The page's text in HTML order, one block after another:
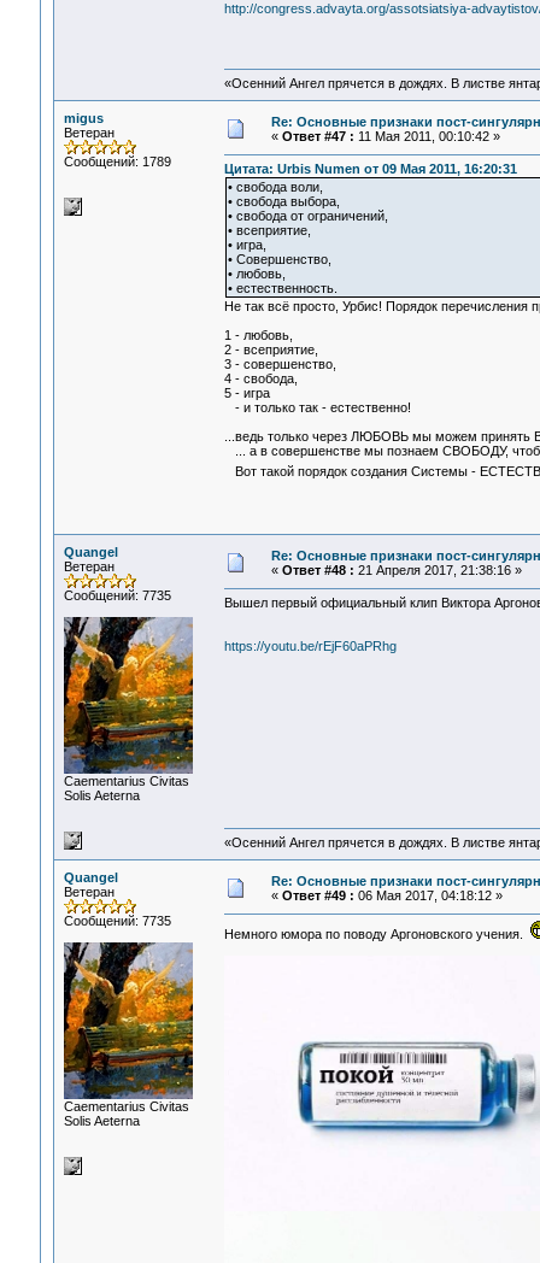
http://congress.advayta.org/assotsiatsiya-
«Осенний Ангел прячется в дождях. В листве
migus
Ветеран
Сообщений: 1789
Re: Основные признаки пост-
« Ответ #47 : 11 Мая 2011, 00:10:42 »
Цитата: Urbis Numen от 09 Мая 2011, 16:20:31
• свобода воли,
• свобода выбора,
• свобода от ограничений,
• всеприятие,
• игра,
• Cовершенство,
• любовь,
• естественность.
Не так всё просто, Урбис! Порядок перечисления
1 - любовь,
2 - всеприятие,
3 - совершенство,
4 - свобода,
5 - игра
- и только так - естественно!
...ведь только через ЛЮБОВЬ мы можем
... а в совершенстве мы познаем СВОБОДУ,
Вот такой порядок создания Системы -
Quangel
Ветеран
Сообщений: 7735
Сaementarius Civitas
Solis Aeterna
Re: Основные признаки пост-
« Ответ #48 : 21 Апреля 2017, 21:38:16 »
Вышел первый официальный клип Виктора
https://youtu.be/rEjF60aPRhg
«Осенний Ангел прячется в дождях. В листве
Quangel
Ветеран
Сообщений: 7735
Сaementarius Civitas
Solis Aeterna
Re: Основные признаки пост-
« Ответ #49 : 06 Мая 2017, 04:18:12 »
Немного юмора по поводу Аргоновского учения.